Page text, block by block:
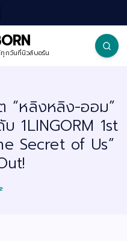
ทุกวันที่นิวส์บอร์น
“หลิงหลิง-ออม”
1LINGORM 1st
Secret of Us”